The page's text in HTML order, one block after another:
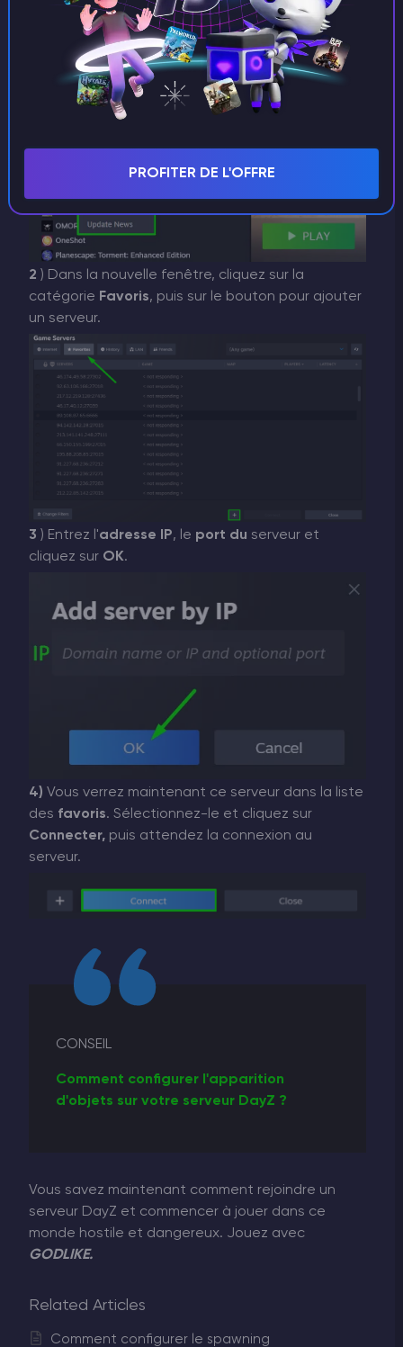
2 ) Dans la nouvelle fenêtre, cliquez sur la
catégorie Favoris, puis sur le bouton pour ajouter
un serveur.
3 ) Entrez l'adresse IP, le port du serveur et
cliquez sur OK.
4) Vous verrez maintenant ce serveur dans la liste
des favoris. Sélectionnez-le et cliquez sur
Connecter, puis attendez la connexion au
serveur.
CONSEIL
Comment configurer l'apparition
d'objets sur votre serveur DayZ ?
Vous savez maintenant comment rejoindre un
serveur DayZ et commencer à jouer dans ce
monde hostile et dangereux. Jouez avec
GODLIKE.
Related Articles
Comment configurer le spawning
PROFITER DE L'OFFRE